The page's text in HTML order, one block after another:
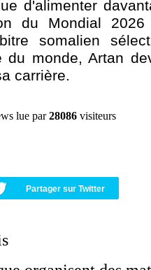
d'alimenter
du Mondial
somalien
du monde, Artan
carrière.
lue par28086 visiteurs
Partager sur Twitter